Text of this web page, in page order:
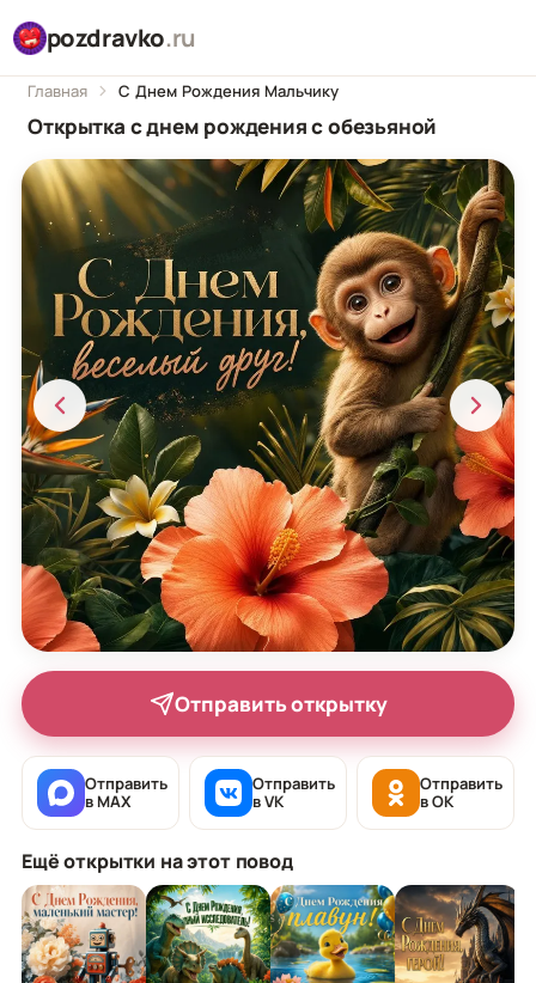
pozdravko.ru
Главная С Днем Рождения Мальчику
Открытка с днем рождения с обезьяной
Отправить открытку
Отправить
в MAX
Отправить
в VK
Отправить
в OK
Ещё открытки на этот повод